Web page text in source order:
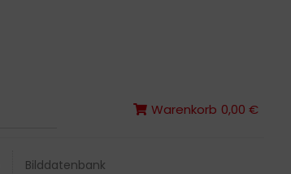
Warenkorb 0,00 €
Bilddatenbank
Warenkorb 0,00 €
Bilddatenbank